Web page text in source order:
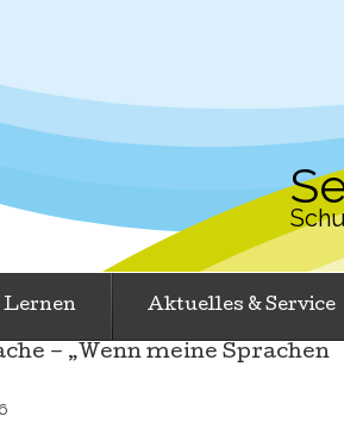
Lernen Aktuelles & Service
– „Wenn meine Sprachen